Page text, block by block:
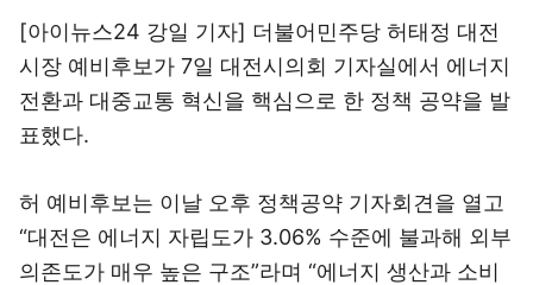
[아이뉴스24 강일 기자] 더불어민주당 허태정 대전
시장 예비후보가 7일 대전시의회 기자실에서 에너지
전환과 대중교통 혁신을 핵심으로 한 정책 공약을 발
표했다.
허 예비후보는 이날 오후 정책공약 기자회견을 열고
“대전은 에너지 자립도가 3.06% 수준에 불과해 외부
의존도가 매우 높은 구조”라며 “에너지 생산과 소비